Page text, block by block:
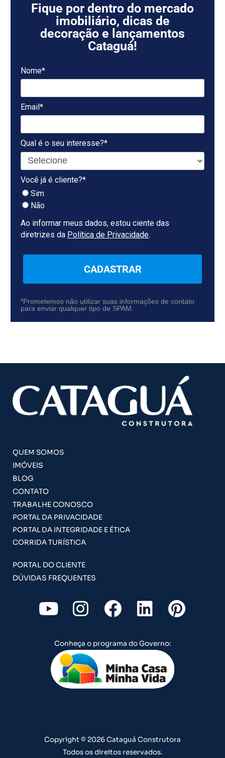
Fique por dentro do mercado
imobiliário, dicas de
decoração e lançamentos
Cataguá!
Nome*
Email*
Qual é o seu interesse?*
Você já é cliente?*
Sim
Não
Ao informar meus dados, estou ciente das
diretrizes da Política de Privacidade.
CADASTRAR
*Prometemos não utilizar suas informações de contato
para enviar qualquer tipo de SPAM.
QUEM SOMOS
IMÓVEIS
BLOG
CONTATO
TRABALHE CONOSCO
PORTAL DA PRIVACIDADE
PORTAL DA INTEGRIDADE E ÉTICA
CORRIDA TURÍSTICA
PORTAL DO CLIENTE
DÚVIDAS FREQUENTES
Y
o
u
t
u
b
I
n
s
t
a
g
m
F
a
c
e
b
o
L
i
n
k
e
d
P
i
t
Conheça o programa do Governo:
Copyright © 2026 Cataguá Construtora
Todos os direitos reservados.